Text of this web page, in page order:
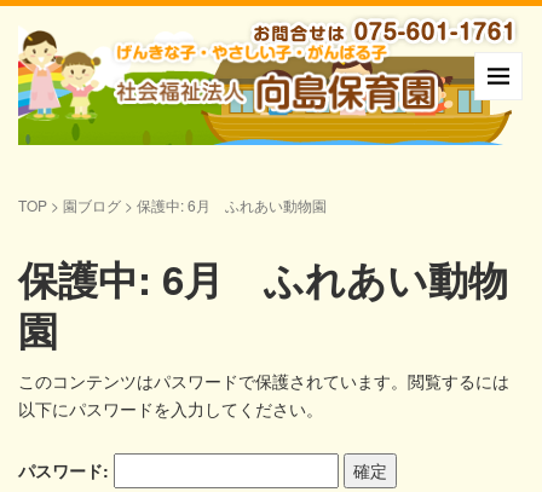
TOP > 園ブログ > 保護中: 6月 ふれあい動物園
保護中: 6月 ふれあい動物
園
このコンテンツはパスワードで保護されています。閲覧するには
以下にパスワードを入力してください。
パスワード: